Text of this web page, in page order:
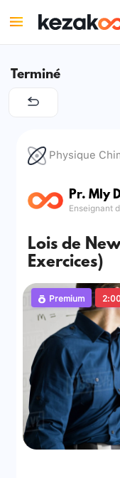
Terminé
Physique
Pr. Mly
Enseignant
Lois de
Exercices)
Premium